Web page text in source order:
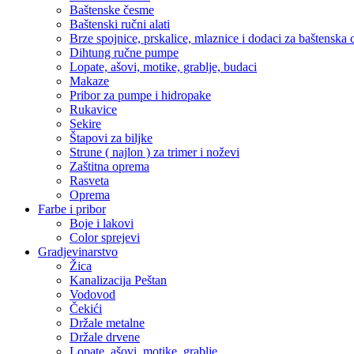
Baštenske česme
Baštenski ručni alati
Brze spojnice, prskalice, mlaznice i dodaci za baštenska
Dihtung ručne pumpe
Lopate, ašovi, motike, grablje, budaci
Makaze
Pribor za pumpe i hidropake
Rukavice
Sekire
Štapovi za biljke
Strune ( najlon ) za trimer i noževi
Zaštitna oprema
Rasveta
Oprema
Farbe i pribor
Boje i lakovi
Color sprejevi
Gradjevinarstvo
Žica
Kanalizacija Peštan
Vodovod
Čekići
Držale metalne
Držale drvene
Lopate, ašovi, motike, grablje,